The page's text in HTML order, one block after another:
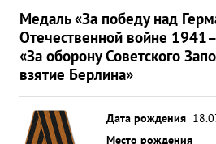
Медаль «За победу над
Отечественной войне
«За оборону Советского
взятие Берлина»
Дата рождения
Место рождения